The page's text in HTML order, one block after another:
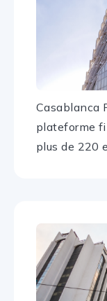
Casablanca
plateforme
plus de 220